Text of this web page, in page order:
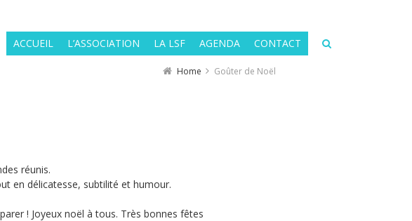
ACCUEIL L’ASSOCIATION LA LSF AGENDA CONTACT
Home Goûter de Noël
réunis.
en délicatesse, subtilité et humour.
! Joyeux noël à tous. Très bonnes fêtes